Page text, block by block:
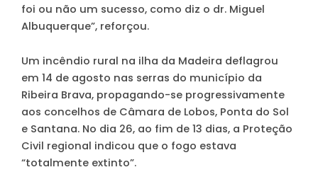
foi ou não um sucesso, como diz o dr. Miguel
Albuquerque”, reforçou.
Um incêndio rural na ilha da Madeira deflagrou
em 14 de agosto nas serras do município da
Ribeira Brava, propagando-se progressivamente
aos concelhos de Câmara de Lobos, Ponta do Sol
e Santana. No dia 26, ao fim de 13 dias, a Proteção
Civil regional indicou que o fogo estava
“totalmente extinto”.